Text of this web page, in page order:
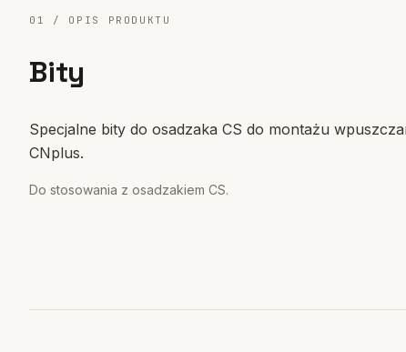
01 / OPIS PRODUKTU
Bity
Specjalne bity do osadzaka CS do montażu
CNplus.
Do stosowania z osadzakiem CS.